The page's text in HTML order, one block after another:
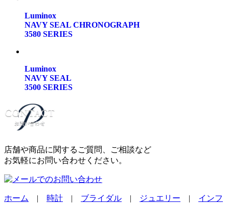
Luminox
NAVY SEAL CHRONOGRAPH
3580 SERIES
Luminox
NAVY SEAL
3500 SERIES
店舗や商品に関するご質問、ご相談など
お気軽にお問い合わせください。
ホーム | 時計 | ブライダル | ジュエリー | インフ